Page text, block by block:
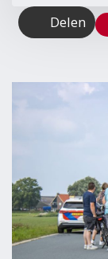
Delen